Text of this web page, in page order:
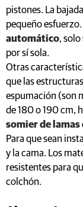
pistones. La
pequeño esfuerzo.
automático, solo
por sí sola.
Otras
que las
espumación (son
de 180 o 190 cm,
somier de lamas
Para que sean
y la cama. Los
resistentes para
colchón.